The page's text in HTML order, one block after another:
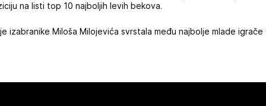
na listi top 10 najboljih levih bekova.
izabranike Miloša Milojevića svrstala među najbolje mlade igrače